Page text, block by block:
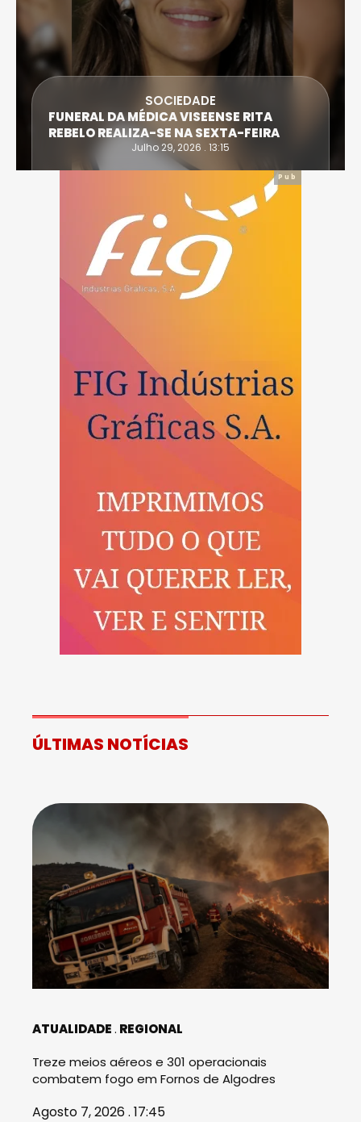
SOCIEDADE
FUNERAL DA MÉDICA VISEENSE RITA
REBELO REALIZA-SE NA SEXTA-FEIRA
Julho 29, 2026 . 13:15
Pub
ÚLTIMAS NOTÍCIAS
ATUALIDADE REGIONAL
Treze meios aéreos e 301 operacionais
combatem fogo em Fornos de Algodres
Agosto 7, 2026 . 17:45